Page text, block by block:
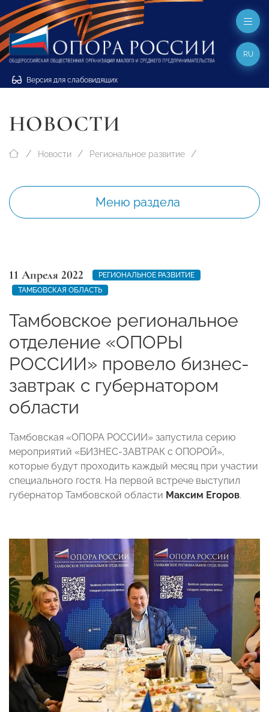
Версия для слабовидящих
RU
НОВОСТИ
Новости Региональное развитие
Меню раздела
11 Апреля 2022
РЕГИОНАЛЬНОЕ РАЗВИТИЕ
ТАМБОВСКАЯ ОБЛАСТЬ
Тамбовское региональное
отделение «ОПОРЫ
РОССИИ» провело бизнес-
завтрак с губернатором
области
Тамбовская «ОПОРА РОССИИ» запустила серию
мероприятий «БИЗНЕС-ЗАВТРАК с ОПОРОЙ»,
которые будут проходить каждый месяц при участии
специального гостя. На первой встрече выступил
губернатор Тамбовской области Максим Егоров.